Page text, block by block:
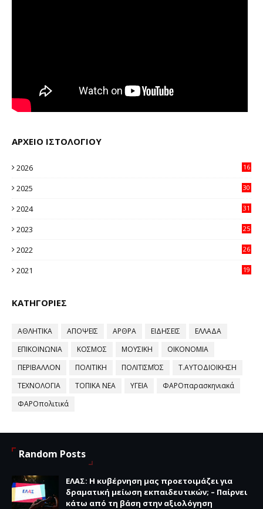
ΑΡΧΕΙΟ ΙΣΤΟΛΟΓΙΟΥ
2026
16
2025
30
2024
31
2023
25
2022
26
2021
19
ΚΑΤΗΓΟΡΙΕΣ
ΑΘΛΗΤΙΚΑ ΑΠΟΨΕΙΣ ΑΡΘΡΑ ΕΙΔΗΣΕΙΣ
ΕΛΛΑΔΑ
ΕΠΙΚΟΙΝΩΝΙΑ
ΚΟΣΜΟΣ ΜΟΥΣΙΚΗ
ΟΙΚΟΝΟΜΙΑ
ΠΕΡΙΒΑΛΛΟΝ
ΠΟΛΙΤΙΚΗ ΠΟΛΙΤΙΣΜΌΣ
Τ.ΑΥΤΟΔΙΟΙΚΗΣΗ
ΤΕΧΝΟΛΟΓΙΑ
ΤΟΠΙΚΑ ΝΕΑ ΥΓΕΙΑ
ΦΑΡΟπαρασκηνιακά
ΦΑΡΟπολιτικά
Random Posts
ΕΛΑΣ: Η κυβέρνηση μας προετοιμάζει για
δραματική μείωση εκπαιδευτικών; – Παίρνει
κάτω από τη βάση στην αξιολόγηση